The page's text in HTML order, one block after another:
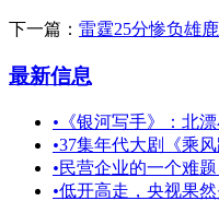
下一篇： 雷霆25分惨负雄
最新信息
• 《银河写手》：北
•37集年代大剧《乘
•民营企业的一个难
•低开高走，央视果